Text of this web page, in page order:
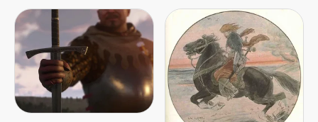
odvahy riskovat.
Podíváme se na tři
základní pilíře
středověkého přežití:
lov, chléb a pivo. Tři věci,
které mohly
rozhodnout, jestli bude
pod těmi vyprávěními
často leží jiná vrstva.
Temnější. Ta, kterou se
kdysi nesmělo říkat
nahlas. Místa, kde lidé
trpěli. Umírali. Mizeli.